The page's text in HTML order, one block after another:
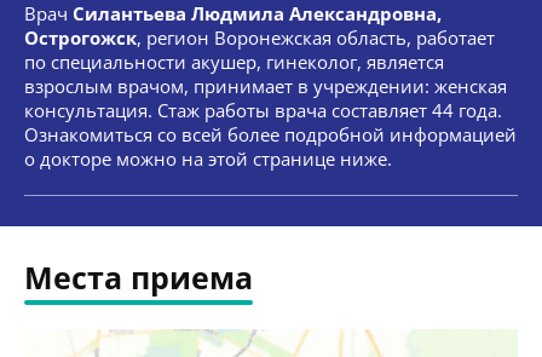
Врач Силантьева Людмила Александровна,
Острогожск, регион Воронежская область, работает
по специальности акушер, гинеколог, является
взрослым врачом, принимает в учреждении: женская
консультация. Стаж работы врача составляет 44 года.
Ознакомиться со всей более подробной информацией
о докторе можно на этой странице ниже.
Места приема